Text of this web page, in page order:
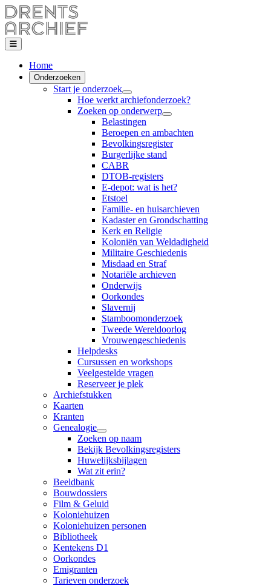
Home
Onderzoeken
Start je onderzoek
Hoe werkt archiefonderzoek?
Zoeken op onderwerp
Belastingen
Beroepen en ambachten
Bevolkingsregister
Burgerlijke stand
CABR
DTOB-registers
E-depot: wat is het?
Etstoel
Familie- en huisarchieven
Kadaster en Grondschatting
Kerk en Religie
Koloniën van Weldadigheid
Militaire Geschiedenis
Misdaad en Straf
Notariële archieven
Onderwijs
Oorkondes
Slavernij
Stamboomonderzoek
Tweede Wereldoorlog
Vrouwengeschiedenis
Helpdesks
Cursussen en workshops
Veelgestelde vragen
Reserveer je plek
Archiefstukken
Kaarten
Kranten
Genealogie
Zoeken op naam
Bekijk Bevolkingsregisters
Huwelijksbijlagen
Wat zit erin?
Beeldbank
Bouwdossiers
Film & Geluid
Koloniehuizen
Koloniehuizen personen
Bibliotheek
Kentekens D1
Oorkondes
Emigranten
Tarieven onderzoek